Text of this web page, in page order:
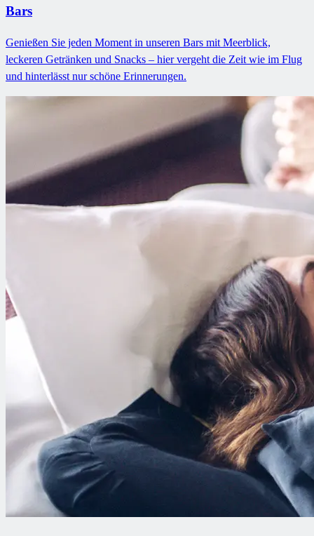
Bars
Genießen Sie jeden Moment in unseren Bars mit Meerblick,
leckeren Getränken und Snacks – hier vergeht die Zeit wie im Flug
und hinterlässt nur schöne Erinnerungen.